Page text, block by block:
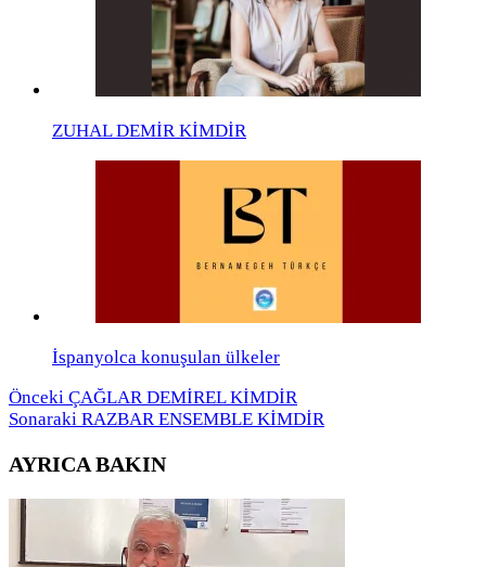
ZUHAL DEMİR KİMDİR
İspanyolca konuşulan ülkeler
Önceki ÇAĞLAR DEMİREL KİMDİR
Sonaraki RAZBAR ENSEMBLE KİMDİR
AYRICA BAKIN